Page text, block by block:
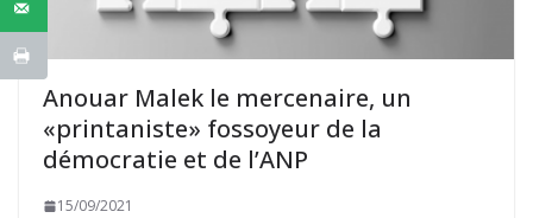
Anouar Malek le mercenaire, un
«printaniste» fossoyeur de la
démocratie et de l’ANP
15/09/2021